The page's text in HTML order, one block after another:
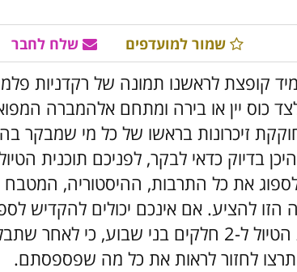
שלח לחבר שמור למועדפים
קופצת לראשנו תמונה של רקדניות
כוס יין או בירה ומתחם אלהמברה
זיכרונות בראשו של כל מי שמבקר
בדיוק כדאי לבקר, לפניכם תוכנית
את כל התרבות, ההיסטוריה, המטבח
להציע. אם אינכם יכולים להקדיש
דאגה, פשוט חלקו את הטיול ל-2 חלקים בני
תרצו לחזור לראות את כל מה שפספסתם.